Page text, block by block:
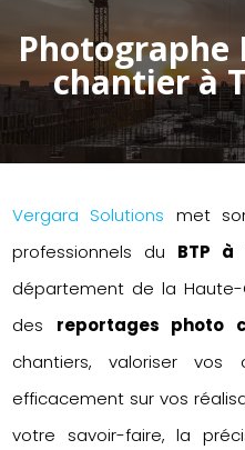
Photographe
chantier à
Vergara Solutions met
professionnels du BTP à
département de la Haute-
des reportages photo
chantiers, valoriser vos
efficacement sur vos
votre savoir-faire, la